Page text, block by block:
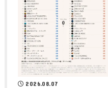
2026.08.07